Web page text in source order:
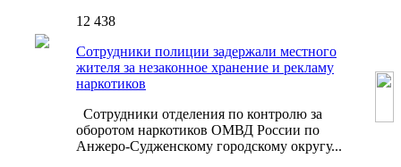
12 438
Сотрудники полиции задержали местного
жителя за незаконное хранение и рекламу
наркотиков
Сотрудники отделения по контролю за
оборотом наркотиков ОМВД России по
Анжеро-Судженскому городскому округу...